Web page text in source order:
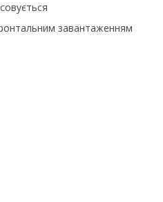
завантаженням